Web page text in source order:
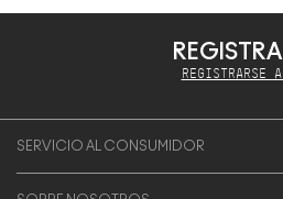
REGISTRARSE
SERVICIO AL CONSUMIDOR